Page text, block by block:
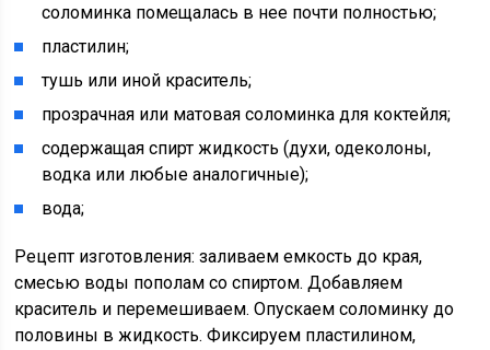
соломинка помещалась в нее почти полностью;
пластилин;
тушь или иной краситель;
прозрачная или матовая соломинка для коктейля;
содержащая спирт жидкость (духи, одеколоны,
водка или любые аналогичные);
вода;
Рецепт изготовления: заливаем емкость до края,
смесью воды пополам со спиртом. Добавляем
краситель и перемешиваем. Опускаем соломинку до
половины в жидкость. Фиксируем пластилином,